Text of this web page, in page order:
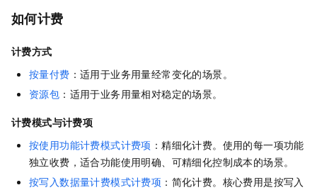
如何计费
计费方式
按量付费 ：适用于业务用量经常变化的场景。
资源包 ：适用于业务用量相对稳定的场景。
计费模式与计费项
按使用功能计费模式计费项 ：精细化计费。使用的每一项功能
独立收费，适合功能使用明确、可精细化控制成本的场景。
按写入数据量计费模式计费项 ：简化计费。核心费用是按写入